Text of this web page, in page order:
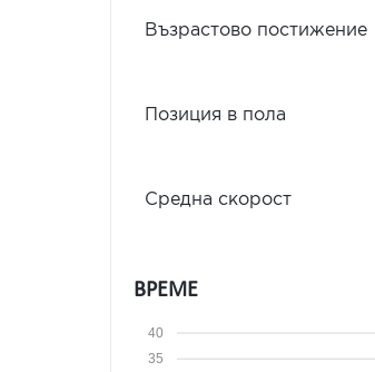
Възрастово постижение
Позиция в пола
Средна скорост
ВРЕМЕ
35
40